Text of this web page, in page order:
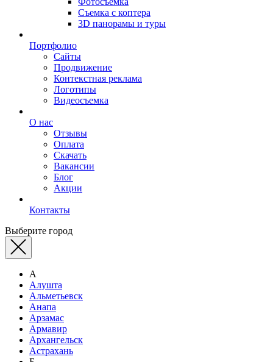
Съемка с коптера
3D панорамы и туры
Портфолио
Сайты
Продвижение
Контекстная реклама
Логотипы
Видеосъемка
О нас
Отзывы
Оплата
Скачать
Вакансии
Блог
Акции
Контакты
Выберите город
А
Алушта
Альметьевск
Анапа
Арзамас
Армавир
Архангельск
Астрахань